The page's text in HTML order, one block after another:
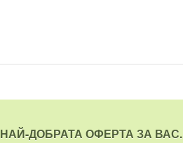
ДОБРАТА ОФЕРТА ЗА ВАС.